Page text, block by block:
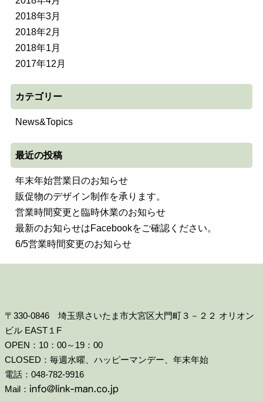
2018年3月
2018年2月
2018年1月
2017年12月
カテゴリー
News&Topics
最近の投稿
年末年始営業日のお知らせ
販促物のデザイン制作を承ります。
営業時間変更と臨時休業のお知らせ
最新のお知らせはFacebookをご確認ください。
6/5営業時間変更のお知らせ
〒330-0846 埼玉県さいたま市大宮区大門町３－２２ オリオン
ビル EAST１F
OPEN：10：00～19：00
CLOSED：毎週水曜、ハッピーマンデー、年末年始
電話：048-782-9916
Mail：